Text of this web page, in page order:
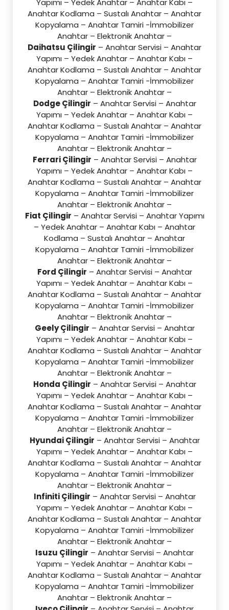
Yapımı – Yedek Anahtar – Anahtar Kabı –
Anahtar Kodlama – Sustalı Anahtar – Anahtar
Kopyalama – Anahtar Tamiri -İmmobilizer
Anahtar – Elektronik Anahtar –
Daihatsu Çilingir – Anahtar Servisi – Anahtar
Yapımı – Yedek Anahtar – Anahtar Kabı –
Anahtar Kodlama – Sustalı Anahtar – Anahtar
Kopyalama – Anahtar Tamiri -İmmobilizer
Anahtar – Elektronik Anahtar –
Dodge Çilingir – Anahtar Servisi – Anahtar
Yapımı – Yedek Anahtar – Anahtar Kabı –
Anahtar Kodlama – Sustalı Anahtar – Anahtar
Kopyalama – Anahtar Tamiri -İmmobilizer
Anahtar – Elektronik Anahtar –
Ferrari Çilingir – Anahtar Servisi – Anahtar
Yapımı – Yedek Anahtar – Anahtar Kabı –
Anahtar Kodlama – Sustalı Anahtar – Anahtar
Kopyalama – Anahtar Tamiri -İmmobilizer
Anahtar – Elektronik Anahtar –
Fiat Çilingir – Anahtar Servisi – Anahtar Yapımı
– Yedek Anahtar – Anahtar Kabı – Anahtar
Kodlama – Sustalı Anahtar – Anahtar
Kopyalama – Anahtar Tamiri -İmmobilizer
Anahtar – Elektronik Anahtar –
Ford Çilingir – Anahtar Servisi – Anahtar
Yapımı – Yedek Anahtar – Anahtar Kabı –
Anahtar Kodlama – Sustalı Anahtar – Anahtar
Kopyalama – Anahtar Tamiri -İmmobilizer
Anahtar – Elektronik Anahtar –
Geely Çilingir – Anahtar Servisi – Anahtar
Yapımı – Yedek Anahtar – Anahtar Kabı –
Anahtar Kodlama – Sustalı Anahtar – Anahtar
Kopyalama – Anahtar Tamiri -İmmobilizer
Anahtar – Elektronik Anahtar –
Honda Çilingir – Anahtar Servisi – Anahtar
Yapımı – Yedek Anahtar – Anahtar Kabı –
Anahtar Kodlama – Sustalı Anahtar – Anahtar
Kopyalama – Anahtar Tamiri -İmmobilizer
Anahtar – Elektronik Anahtar –
Hyundai Çilingir – Anahtar Servisi – Anahtar
Yapımı – Yedek Anahtar – Anahtar Kabı –
Anahtar Kodlama – Sustalı Anahtar – Anahtar
Kopyalama – Anahtar Tamiri -İmmobilizer
Anahtar – Elektronik Anahtar –
Infiniti Çilingir – Anahtar Servisi – Anahtar
Yapımı – Yedek Anahtar – Anahtar Kabı –
Anahtar Kodlama – Sustalı Anahtar – Anahtar
Kopyalama – Anahtar Tamiri -İmmobilizer
Anahtar – Elektronik Anahtar –
Isuzu Çilingir – Anahtar Servisi – Anahtar
Yapımı – Yedek Anahtar – Anahtar Kabı –
Anahtar Kodlama – Sustalı Anahtar – Anahtar
Kopyalama – Anahtar Tamiri -İmmobilizer
Anahtar – Elektronik Anahtar –